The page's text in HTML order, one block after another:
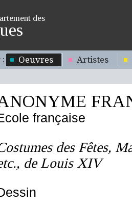
des
: Oeuvres Artistes
française
des Fêtes,
de Louis XIV